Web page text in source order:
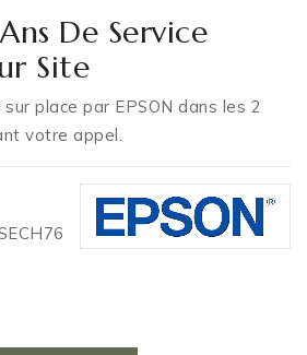
De Service
Site
place par EPSON dans les 2
votre appel.